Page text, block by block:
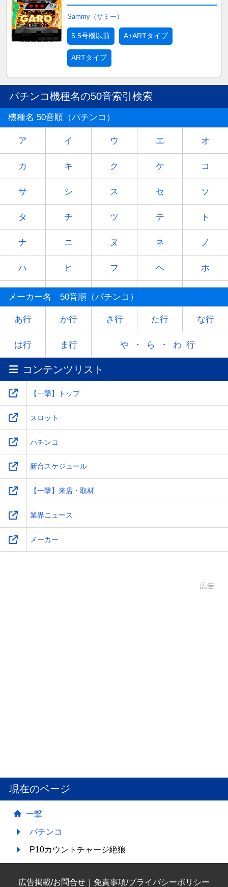
Sammy（サミー）
5.5号機以前 A+ARTタイプ
ARTタイプ
パチンコ機種名の50音索引検索
機種名 50音順（パチンコ）
ア イ ウ エ オ
カ キ ク ケ コ
サ シ ス セ ソ
タ チ ツ テ ト
ナ ニ ヌ ネ ノ
ハ ヒ フ ヘ ホ
マ ミ ム
ヤ - ユ - ヨ
ラ リ レ
ワ -
メーカー名 50音順（パチンコ）
あ行 か行 さ行 た行 な行
は行 ま行 や・ら・わ行
コンテンツリスト
【一撃】トップ
スロット
パチンコ
新台スケジュール
【一撃】来店・取材
業界ニュース
メーカー
広告
現在のページ
一撃
パチンコ
P10カウントチャージ絶狼
広告掲載/お問合せ ｜ 免責事項/プライバシーポリシー